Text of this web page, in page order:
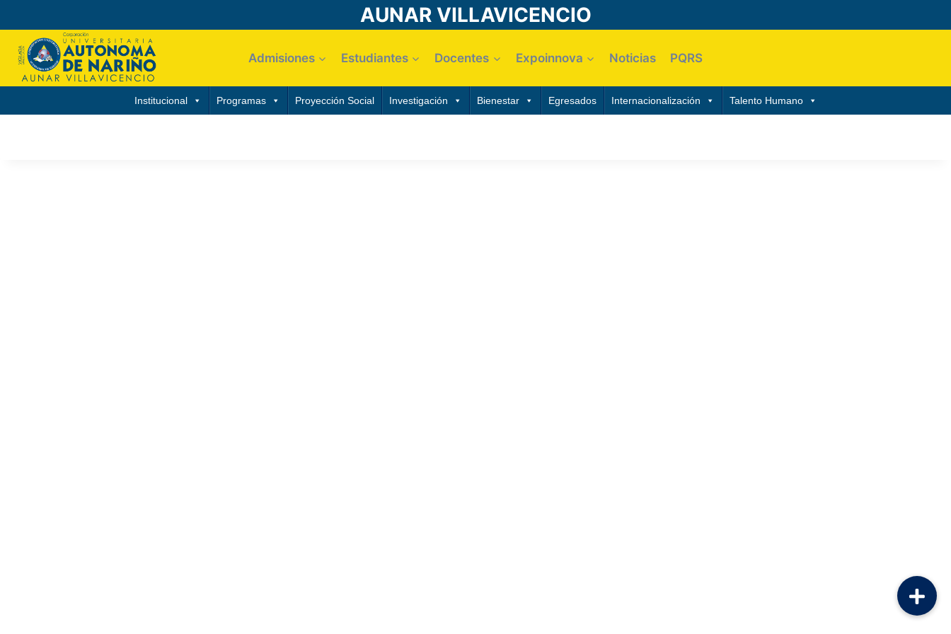
AUNAR VILLAVICENCIO
Admisiones Estudiantes Docentes Expoinnova Noticias PQRS
Institucional Programas Proyección Social Investigación Bienestar Egresados Internacionalización Talento Humano